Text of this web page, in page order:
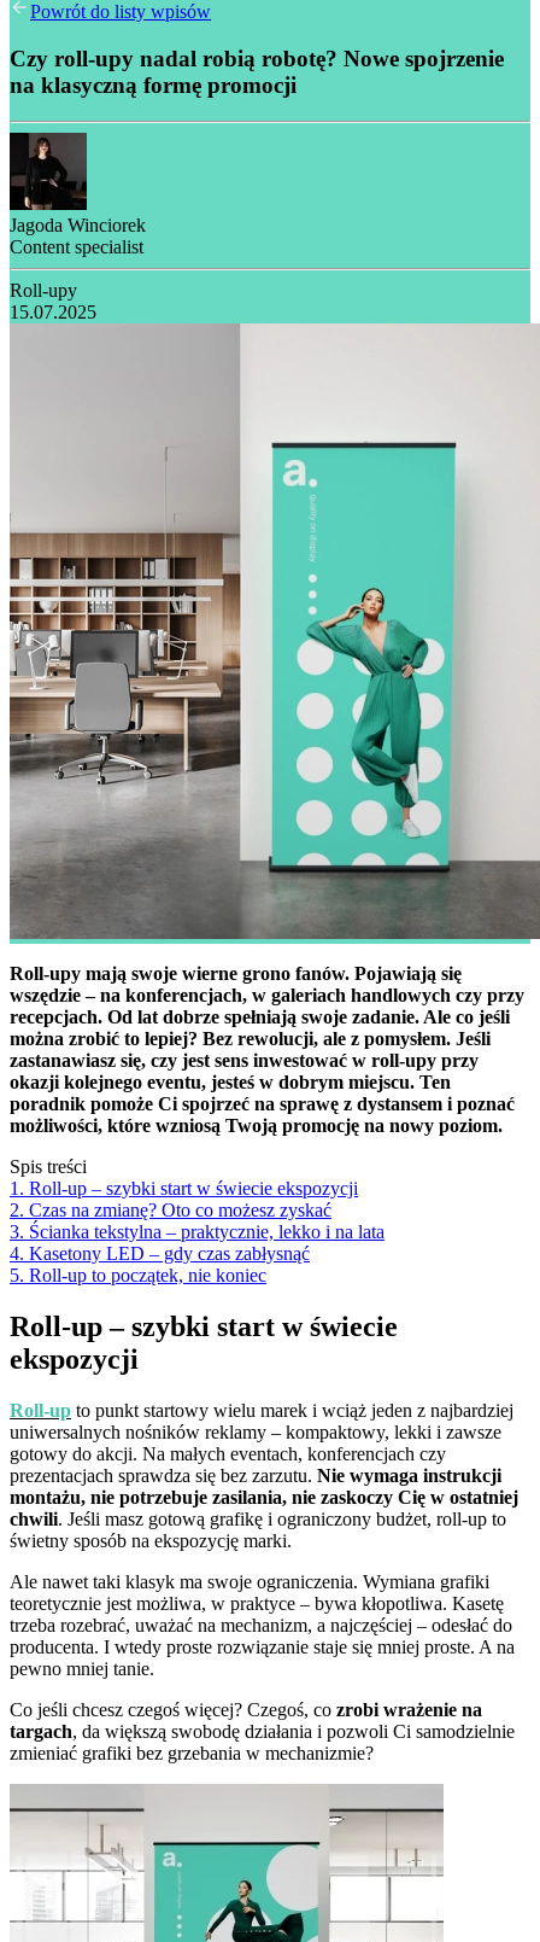
Powrót do listy wpisów
Czy roll-upy nadal robią robotę? Nowe spojrzenie
na klasyczną formę promocji
Jagoda Winciorek
Content specialist
Roll-upy
15.07.2025
Roll-upy mają swoje wierne grono fanów. Pojawiają się
wszędzie – na konferencjach, w galeriach handlowych czy przy
recepcjach. Od lat dobrze spełniają swoje zadanie. Ale co jeśli
można zrobić to lepiej? Bez rewolucji, ale z pomysłem. Jeśli
zastanawiasz się, czy jest sens inwestować w roll-upy przy
okazji kolejnego eventu, jesteś w dobrym miejscu. Ten
poradnik pomoże Ci spojrzeć na sprawę z dystansem i poznać
możliwości, które wzniosą Twoją promocję na nowy poziom.
Spis treści
1. Roll-up – szybki start w świecie ekspozycji
2. Czas na zmianę? Oto co możesz zyskać
3. Ścianka tekstylna – praktycznie, lekko i na lata
4. Kasetony LED – gdy czas zabłysnąć
5. Roll-up to początek, nie koniec
Roll-up – szybki start w świecie
ekspozycji
Roll-up to punkt startowy wielu marek i wciąż jeden z najbardziej
uniwersalnych nośników reklamy – kompaktowy, lekki i zawsze
gotowy do akcji. Na małych eventach, konferencjach czy
prezentacjach sprawdza się bez zarzutu. Nie wymaga instrukcji
montażu, nie potrzebuje zasilania, nie zaskoczy Cię w ostatniej
chwili. Jeśli masz gotową grafikę i ograniczony budżet, roll-up to
świetny sposób na ekspozycję marki.
Ale nawet taki klasyk ma swoje ograniczenia. Wymiana grafiki
teoretycznie jest możliwa, w praktyce – bywa kłopotliwa. Kasetę
trzeba rozebrać, uważać na mechanizm, a najczęściej – odesłać do
producenta. I wtedy proste rozwiązanie staje się mniej proste. A na
pewno mniej tanie.
Co jeśli chcesz czegoś więcej? Czegoś, co zrobi wrażenie na
targach, da większą swobodę działania i pozwoli Ci samodzielnie
zmieniać grafiki bez grzebania w mechanizmie?